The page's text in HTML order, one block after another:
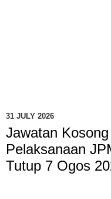
31 JULY 2026
Jawatan
Pelaksanaan
Tutup 7 Ogos